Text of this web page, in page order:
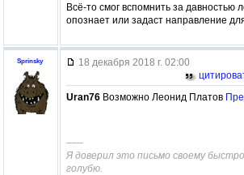
Всё-то смог вспомнить за давностью
опознает или задаст направление
Sprinsky
18 декабря 2018 г. 02:00
Uran76 Возможно Леонид Платов
–––
Я доверил это письмо своему
голубю.